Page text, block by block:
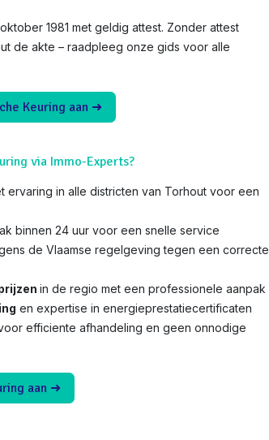
1981 met geldig attest. Zonder attest
de akte – raadpleeg onze gids voor alle
Keuring aan ➜
via Immo-Experts?
ervaring in alle districten van Torhout voor een
binnen 24 uur voor een snelle service
de Vlaamse regelgeving tegen een correcte
in de regio met een professionele aanpak
en expertise in energieprestatiecertificaten
efficiente afhandeling en geen onnodige
aan ➜